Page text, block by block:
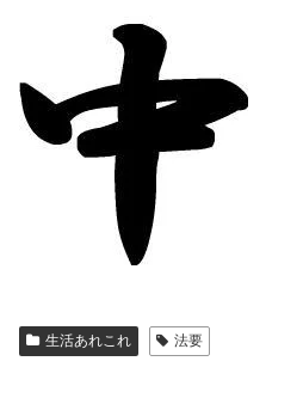
生活あれこれ 法要